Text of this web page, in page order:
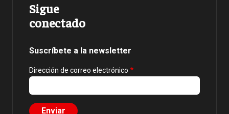
Sigue
conectado
Suscríbete a la newsletter
Dirección de correo electrónico